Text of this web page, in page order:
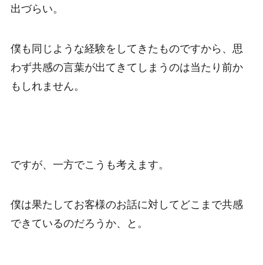
出づらい。
僕も同じような経験をしてきたものですから、思
わず共感の言葉が出てきてしまうのは当たり前か
もしれません。
ですが、一方でこうも考えます。
僕は果たしてお客様のお話に対してどこまで共感
できているのだろうか、と。